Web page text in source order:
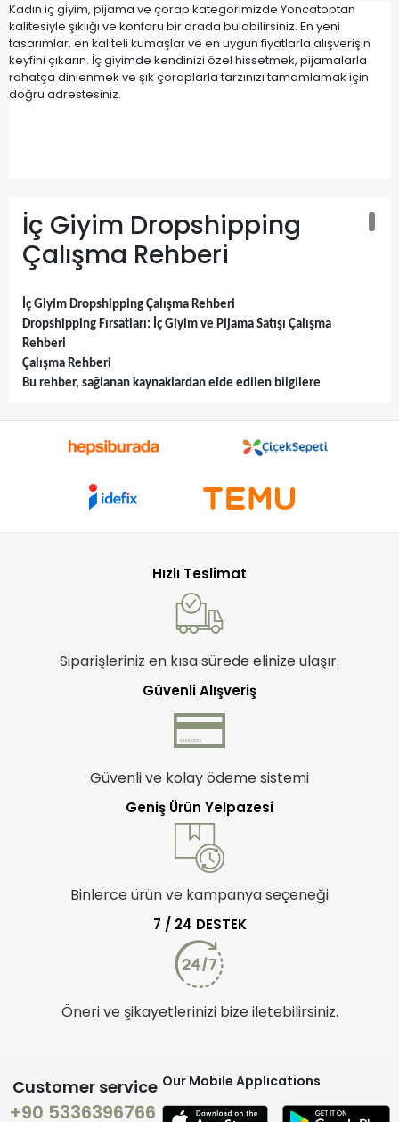
Kadın iç giyim, pijama ve çorap kategorimizde Yoncatoptan
kalitesiyle şıklığı ve konforu bir arada bulabilirsiniz. En yeni
tasarımlar, en kaliteli kumaşlar ve en uygun fiyatlarla alışverişin
keyfini çıkarın. İç giyimde kendinizi özel hissetmek, pijamalarla
rahatça dinlenmek ve şık çoraplarla tarzınızı tamamlamak için
doğru adrestesiniz.
İç Giyim Dropshipping
Çalışma Rehberi
İç Giyim Dropshipping Çalışma Rehberi
Dropshipping Fırsatları: İç Giyim ve Pijama Satışı Çalışma
Rehberi
Çalışma Rehberi
Bu rehber, sağlanan kaynaklardan elde edilen bilgilere
fırsatlarını anlamanıza yardımcı olacaktır.
Kaynaklar, yoncatoptan.com aracılığıyla stok taşımadan ve
kazanmanın bir yolunu önermektedir. Bu model, XML desteği
sayesinde 20 binden fazla ürünün otomatik olarak senkronize
Quiz
Hızlı Teslimat
Siparişleriniz en kısa sürede elinize ulaşır.
Güvenli Alışveriş
Güvenli ve kolay ödeme sistemi
Geniş Ürün Yelpazesi
Binlerce ürün ve kampanya seçeneği
7 / 24 DESTEK
Öneri ve şikayetlerinizi bize iletebilirsiniz.
Customer service
+90 5336396766
Our Mobile Applications